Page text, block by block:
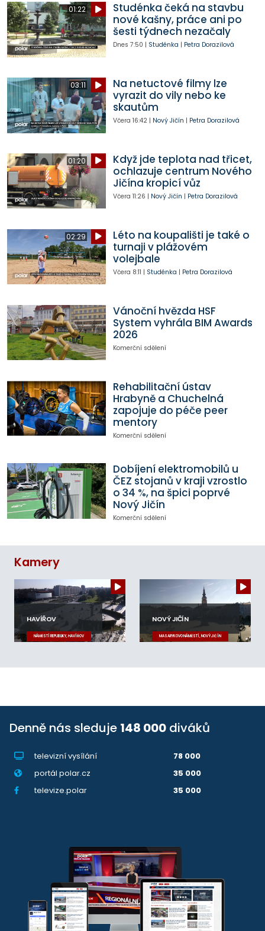
01:22
Studénka čeká na stavbu
nové kašny, práce ani po
šesti týdnech nezačaly
Dnes 7:50 | Studénka | Petra Dorazilová
03:11
Na netuctové filmy lze
vyrazit do vily nebo ke
skautům
Včera 16:42| Nový Jičín | Petra Dorazilová
01:20
Když jde teplota nad třicet,
ochlazuje centrum Nového
Jičína kropicí vůz
Včera 11:26 | Nový Jičín | Petra Dorazilová
02:29
Léto na koupališti je také o
turnaji v plážovém
volejbale
Včera 8:11 | Studénka | Petra Dorazilová
Vánoční hvězda HSF
System vyhrála BIM Awards
2026
Komerční sdělení
Rehabilitační ústav
Hrabyně a Chuchelná
zapojuje do péče peer
mentory
Komerční sdělení
Dobíjení elektromobilů u
ČEZ stojanů v kraji vzrostlo
o 34 %, na špici poprvé
Nový Jičín
Komerční sdělení
Kamery
HAVÍŘOV
NÁMĚSTÍ REPUBLIKY, HAVÍŘOV
NOVÝ JIČÍN
MASARYKOVO NÁMĚSTÍ, NOVÝ JIČÍN
Denně nás sleduje 148 000 diváků
televizní vysílání
78 000
portál polar.cz
35 000
televize.polar
35 000